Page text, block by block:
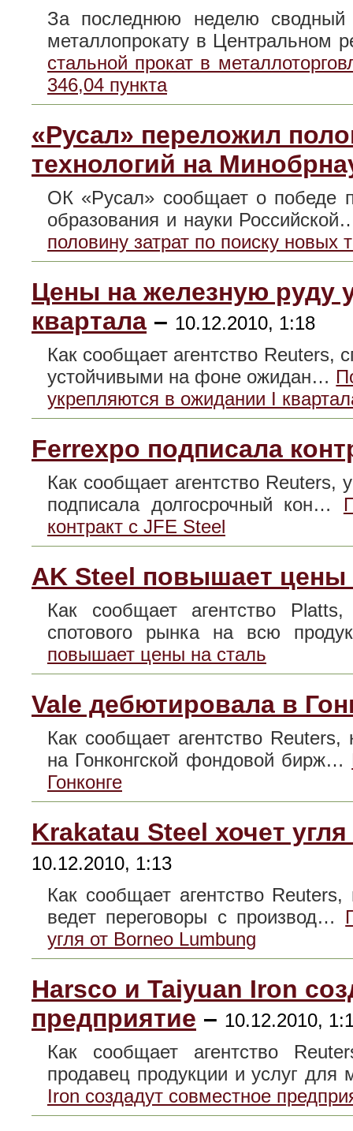
За последнюю неделю сводный
металлопрокату в Центральном
стальной прокат в
346,04 пункта
«Русал» переложил
технологий на
ОК «Русал» сообщает о победе
образования и науки
половину затрат по поиску новых
Цены на железную руду
квартала – 10.12.2010, 1:18
Как сообщает агентство Reuters,
устойчивыми на фоне ожидан…
укрепляются в ожидании I
Ferrexpo подписала
Как сообщает агентство Reuters,
подписала долгосрочный кон…
контракт с JFE Steel
AK Steel повышает цены
Как сообщает агентство
спотового рынка на всю
повышает цены на сталь
Vale дебютировала в
Как сообщает агентство
на Гонконгской фондовой бирж…
Гонконге
Krakatau Steel хочет
10.12.2010, 1:13
Как сообщает агентство
ведет переговоры с производ…
угля от Borneo Lumbung
Harsco и Taiyuan Iron
предприятие – 10.12.2010,
Как сообщает агентство
продавец продукции и услуг
Iron создадут совместное